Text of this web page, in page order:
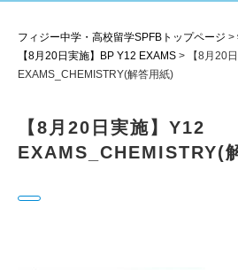
フィジー中学・高校留学SPFBトップページ >
【8月20日実施】BP Y12 EXAMS >
【8月20
EXAMS_CHEMISTRY(解答用紙)
【8月20日実施】Y12
EXAMS_CHEMISTRY(